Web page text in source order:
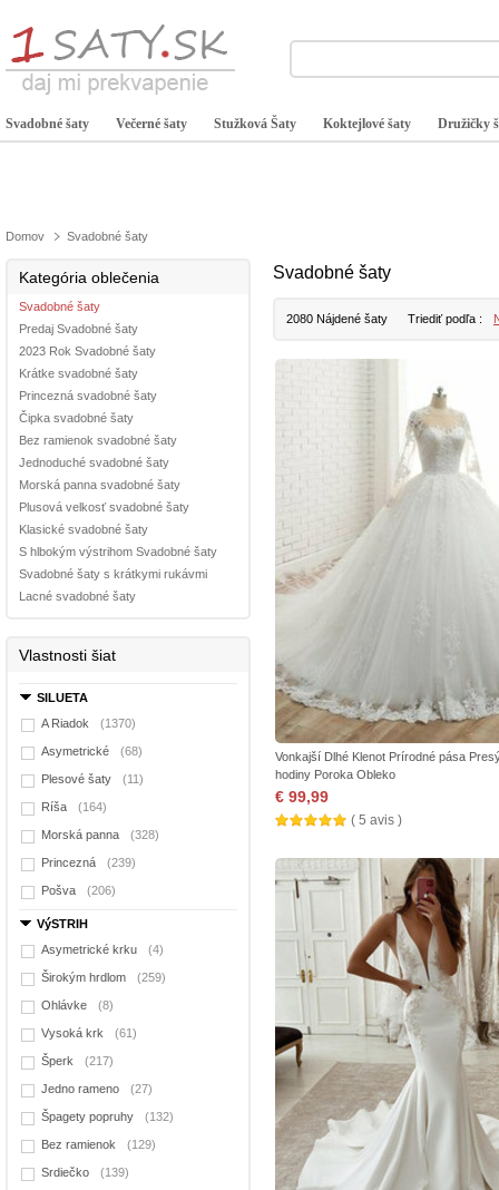
Svadobné šaty Večerné šaty Stužková Šaty Koktejlové šaty Družičky
Domov Svadobné šaty
Kategória oblečenia
Svadobné šaty
Predaj Svadobné šaty
2023 Rok Svadobné šaty
Krátke svadobné šaty
Princezná svadobné šaty
Čipka svadobné šaty
Bez ramienok svadobné šaty
Jednoduché svadobné šaty
Morská panna svadobné šaty
Plusová velkosť svadobné šaty
Klasické svadobné šaty
S hlbokým výstrihom Svadobné šaty
Svadobné šaty s krátkymi rukávmi
Lacné svadobné šaty
Vlastnosti šiat
SILUETA
A Riadok
(1370)
Asymetrické (68)
Plesové šaty (11)
Ríša (164)
Morská panna (328)
Princezná (239)
Pošva (206)
VýSTRIH
Asymetrické krku
(4)
Širokým hrdlom (259)
Ohlávke (8)
Vysoká krk (61)
Šperk (217)
Jedno rameno (27)
Špagety popruhy (132)
Bez ramienok (129)
Srdiečko (139)
Svadobné šaty
2080 Nájdené šaty Triediť podľa :
Vonkajší Dlhé Klenot Prírodné pása
hodiny Poroka Obleko
€ 99,99
( 5 avis )